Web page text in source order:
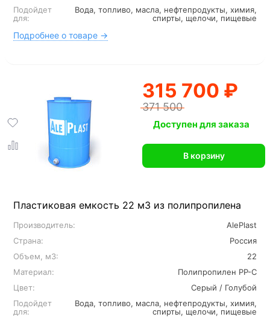
Подойдет
для:
Вода, топливо, масла, нефтепродукты, химия,
спирты, щелочи, пищевые
Подробнее о товаре →
Пластиковая емкость 22 м3 из полипропилена
Производитель:
AlePlast
Страна:
Россия
Объем, м3:
22
Материал:
Полипропилен PP-C
Цвет:
Серый / Голубой
Подойдет
для:
Вода, топливо, масла, нефтепродукты, химия,
спирты, щелочи, пищевые
315 700 ₽
371 500
Доступен для заказа
В корзину